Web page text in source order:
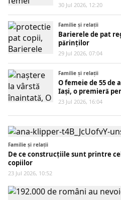
30 Jul 2026, 12:20
Familie și relații
Barierele de pat
părinților
29 Jul 2026, 07:04
Familie și relații
O femeie de 55 de
Iași, o premieră
23 Jul 2026, 16:04
Familie și relații
De ce construcțiile sunt printre
copiilor
23 Jul 2026, 10:52